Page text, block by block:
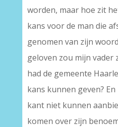
worden, maar hoe zit
kans voor de man die
genomen van zijn
geloven zou mijn vader
had de gemeente
kans kunnen geven?
kant niet kunnen
komen over zijn